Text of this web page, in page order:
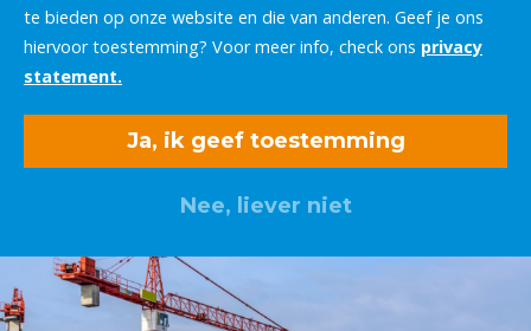
te bieden op onze website en die van anderen. Geef je ons
hiervoor toestemming? Voor meer info, check ons privacy
statement.
Ja, ik geef toestemming
Nee, liever niet